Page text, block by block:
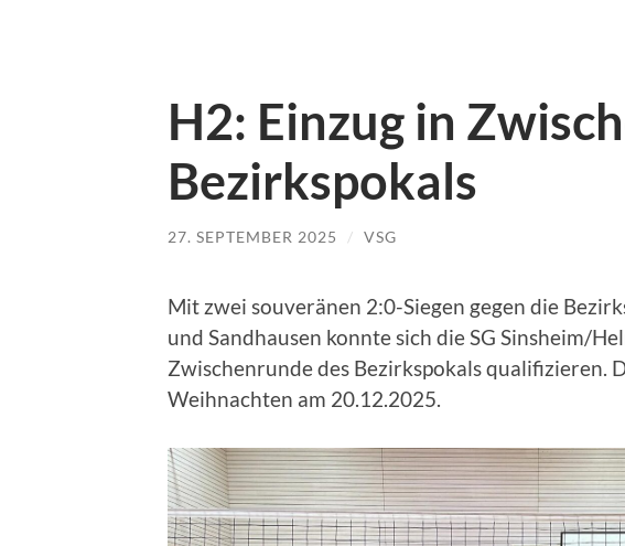
H2: Einzug in
Bezirkspokals
27. SEPTEMBER 2025 / VSG
Mit zwei souveränen 2:0-Siegen gegen die
und Sandhausen konnte sich die SG Sinsheim/
Zwischenrunde des Bezirkspokals qualifizieren.
Weihnachten am 20.12.2025.